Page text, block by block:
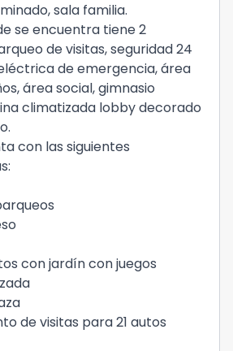
sala familia.
se encuentra tiene 2
de visitas, seguridad 24
de emergencia, área
área social, gimnasio
climatizada lobby decorado
con las siguientes
con jardín con juegos
de visitas para 21 autos